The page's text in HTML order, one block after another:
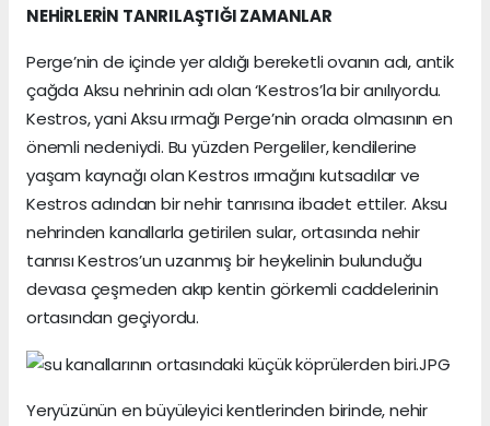
NEHİRLERİN TANRILAŞTIĞI ZAMANLAR
Perge’nin de içinde yer aldığı bereketli ovanın adı, antik
çağda Aksu nehrinin adı olan ‘Kestros’la bir anılıyordu.
Kestros, yani Aksu ırmağı Perge’nin orada olmasının en
önemli nedeniydi. Bu yüzden Pergeliler, kendilerine
yaşam kaynağı olan Kestros ırmağını kutsadılar ve
Kestros adından bir nehir tanrısına ibadet ettiler. Aksu
nehrinden kanallarla getirilen sular, ortasında nehir
tanrısı Kestros’un uzanmış bir heykelinin bulunduğu
devasa çeşmeden akıp kentin görkemli caddelerinin
ortasından geçiyordu.
Yeryüzünün en büyüleyici kentlerinden birinde, nehir